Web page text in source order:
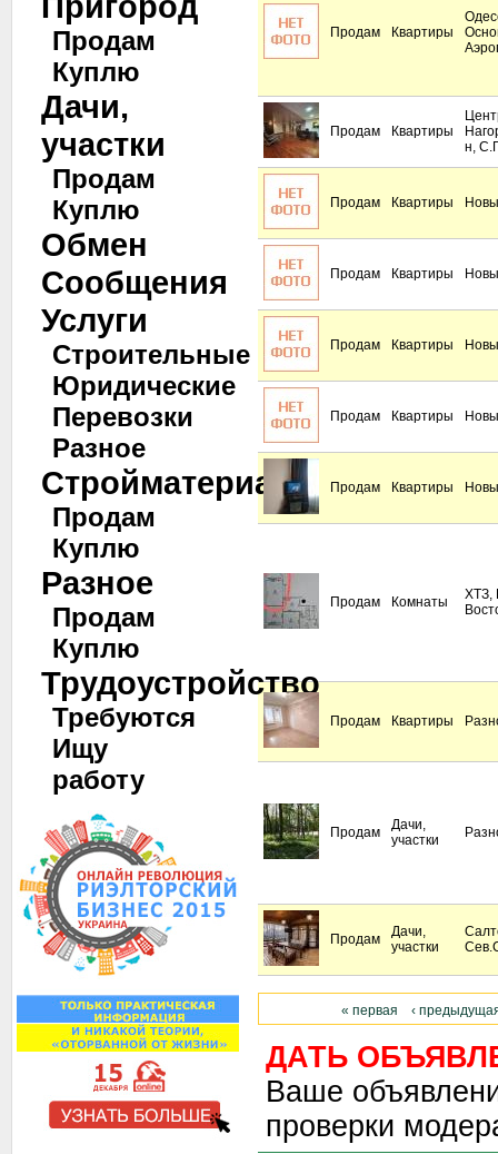
Продам
Куплю
Дачи,
участки
Продам
Куплю
Обмен
Сообщения
Услуги
Строительные
Юридические
Перевозки
Разное
Стройматериалы
Продам
Куплю
Разное
Продам
Куплю
Трудоустройство
Требуются
Ищу
работу
Продам Квартиры
Продам Квартиры
н,
Продам Квартиры
Продам Квартиры
Продам Квартиры
Продам Квартиры
Продам Квартиры
Продам Комнаты
ХТЗ,
Продам Квартиры
Продам
Дачи,
участки
Продам
Дачи,
участки
« первая ‹
ДАТЬ
Ваше
проверки